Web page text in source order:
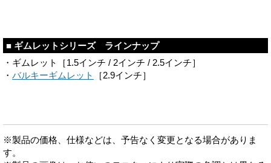
■ ギムレットシリーズ ラインナップ
・ギムレット［1.5インチ / 2インチ / 2.5インチ］
・ バルキーギムレット ［2.9インチ］
※製品の価格、仕様などは、予告なく変更となる場合がありま
す。